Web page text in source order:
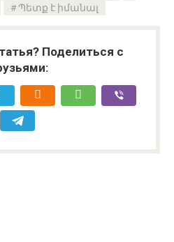
Պետք է իմանալ
Поделиться с